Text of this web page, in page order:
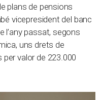
plans de pensions
vicepresident del banc
l’any passat, segons
uns drets de
valor de 223.000